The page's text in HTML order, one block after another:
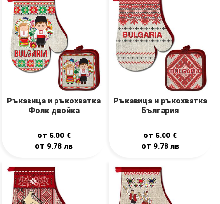
Ръкавицa и ръкохваткa
Фолк двойка
от 5.00 €
от 9.78лв
Ръкавицa и ръкохваткa
България
от 5.00 €
от 9.78 лв